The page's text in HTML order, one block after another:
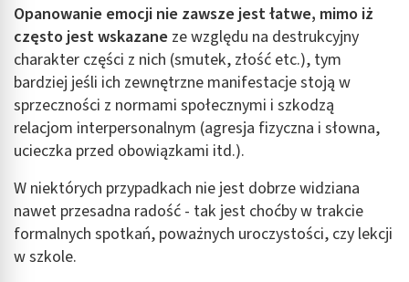
Opanowanie emocji nie zawsze jest łatwe, mimo iż
często jest wskazane ze względu na destrukcyjny
charakter części z nich (smutek, złość etc.), tym
bardziej jeśli ich zewnętrzne manifestacje stoją w
sprzeczności z normami społecznymi i szkodzą
relacjom interpersonalnym (agresja fizyczna i słowna,
ucieczka przed obowiązkami itd.).
W niektórych przypadkach nie jest dobrze widziana
nawet przesadna radość - tak jest choćby w trakcie
formalnych spotkań, poważnych uroczystości, czy lekcji
w szkole.